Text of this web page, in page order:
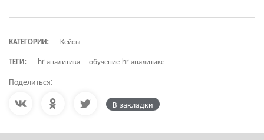
КАТЕГОРИИ:
Кейсы
ТЕГИ:
hr аналитика обучение hr аналитике
Поделиться:
В закладки